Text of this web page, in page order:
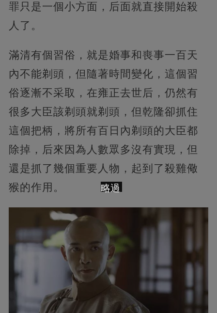
罪只是一個小方面，后面就直接開始殺
人了。
滿清有個習俗，就是婚事和喪事一百天
內不能剃頭，但隨著時間變化，這個習
俗逐漸不采取，在雍正去世后，仍然有
很多大臣該剃頭就剃頭，但乾隆卻抓住
這個把柄，將所有百日內剃頭的大臣都
除掉，后來因為人數眾多沒有實現，但
還是抓了幾個重要人物，起到了殺雞儆
猴的作用。
略過